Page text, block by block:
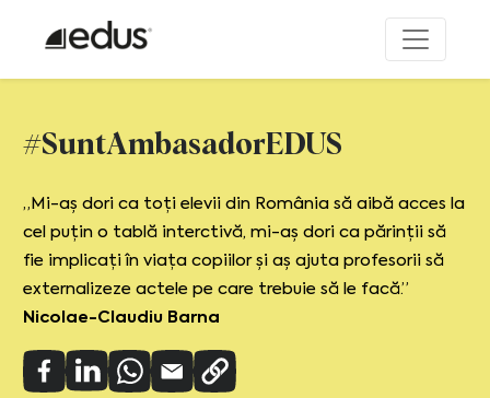
#SuntAmbasadorEDUS
„Mi-aș dori ca toți elevii din România să aibă acces la
cel puțin o tablă interctivă, mi-aș dori ca părinții să
fie implicați în viața copiilor și aș ajuta profesorii să
externalizeze actele pe care trebuie să le facă.”
Nicolae-Claudiu Barna